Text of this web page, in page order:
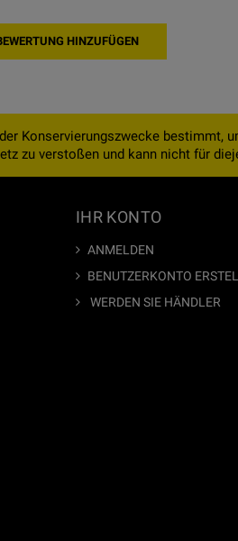
HINZUFÜGEN
Konservierungszwecke bestimmt,
zu verstoßen und kann nicht für
IHR KONTO
ANMELDEN
BENUTZERKONTO
WERDEN SIE HÄNDLER